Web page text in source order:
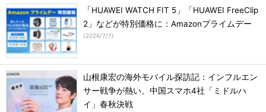
「HUAWEI WATCH FIT 5」「HUAWEI FreeClip
2」などが特別価格に：Amazonプライムデー
(2026/7/7)
山根康宏の海外モバイル探訪記：インフルエン
サー戦争が熱い、中国スマホ4社「ミドルハ
イ」春秋決戦